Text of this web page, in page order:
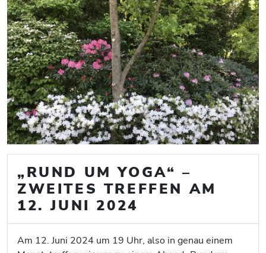
„RUND UM YOGA“ –
ZWEITES TREFFEN AM
12. JUNI 2024
Am 12. Juni 2024 um 19 Uhr, also in genau einem